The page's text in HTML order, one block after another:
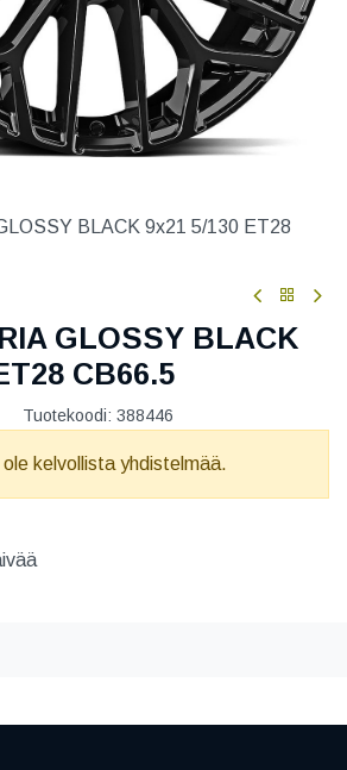
BLACK 9x21 5/130 ET28
GLOSSY BLACK
CB66.5
Tuotekoodi: 388446
kelvollista yhdistelmää.